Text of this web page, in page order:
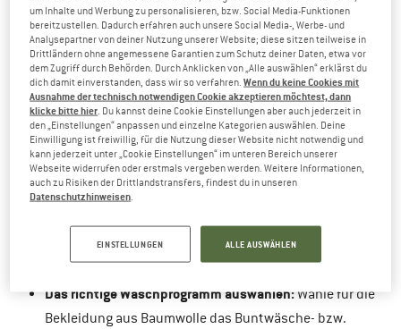
Maschine gibst, lohnt sich ein kurzer Blick auf das
Pflegeetikett. Sortiere die Teile nach der empfohlenen
Waschtemperatur . So vermeidest du Schäden und
erhältst die Qualität deiner Kleidung. Auch dieFarbe
eine wichtige Rolle: Weiße und bunte Baumwollwäsche
solltest du unbedingt getrennt waschen. Sonst kann es
passieren, dass dein Lieblingsshirt plötzlich rosa statt
strahlend weiß aus der Trommel kommt. Ein weiterer Tipp:
Wasche möglichst nur voll beladene Maschinen. Das
spart nicht nur Energie und Wasser, sondern schont auch
Das richtige Waschprogramm auswählen: Wähle für die
Bekleidung aus Baumwolle das Buntwäsche- bzw.
um Inhalte und Werbung zu personalisieren, bzw. Social Media-Funktionen
bereitzustellen. Dadurch erfahren auch unsere Social Media-, Werbe- und
Analysepartner von deiner Nutzung unserer Website; diese sitzen teilweise in
Drittländern ohne angemessene Garantien zum Schutz deiner Daten, etwa vor
dem Zugriff durch Behörden. Durch Anklicken von „Alle auswählen“ erklärst du
dich damit einverstanden, dass wir so verfahren.Wenn du keine Cookies mit
Ausnahme der technisch notwendigen Cookie akzeptieren möchtest, dann
klicke bitte hier . Du kannst deine Cookie Einstellungen aber auch jederzeit in
den „Einstellungen“ anpassen und einzelne Kategorien auswählen. Deine
Einwilligung ist freiwillig, für die Nutzung dieser Website nicht notwendig und
kann jederzeit unter „Cookie Einstellungen“ im unteren Bereich unserer
Webseite widerrufen oder erstmals vergeben werden. Weitere Informationen,
auch zu Risiken der Drittlandstransfers, findest du in unseren
Datenschutzhinweisen
EINSTELLUNGEN ALLE AUSWÄHLEN